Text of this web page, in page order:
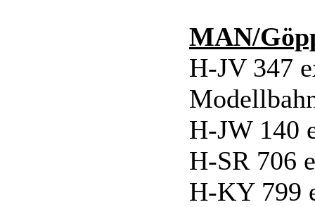
MAN/
H-JV 347
H-JW 140
H-SR 706
H-KY 799